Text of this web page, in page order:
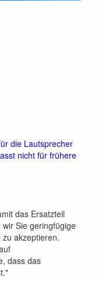
die Lautsprecher
nicht für frühere
das Ersatzteil
Sie geringfügige
akzeptieren.
dass das